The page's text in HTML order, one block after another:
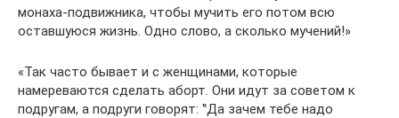
монаха-подвижника, чтобы мучить его потом всю
оставшуюся жизнь. Одно слово, а сколько мучений!»
«Так часто бывает и с женщинами, которые
намереваются сделать аборт. Они идут за советом к
подругам, а подруги говорят: ‟Да зачем тебе надо